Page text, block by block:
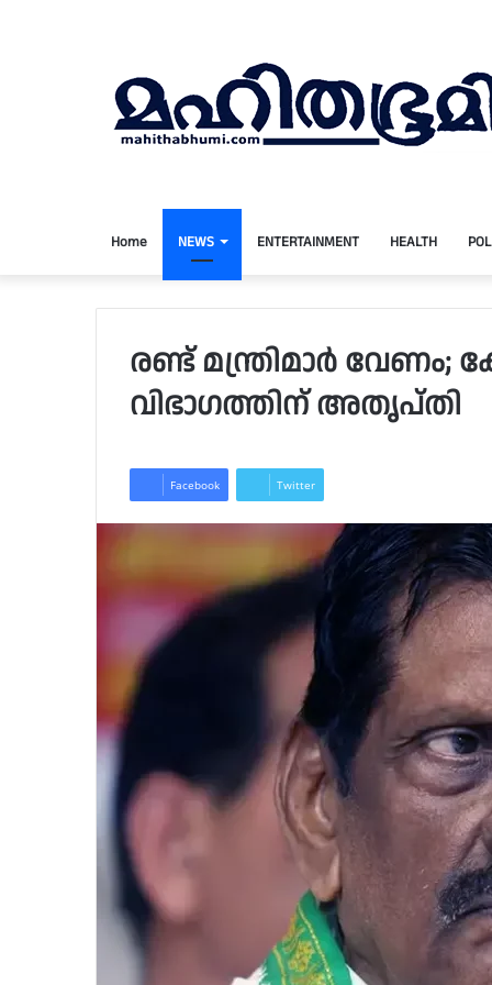
Home NEWS ENTERTAINMENT HEALTH
രണ്ട് മന്ത്രിമാർ
വിഭാഗത്തിന് അതൃപ്തി
Facebook Twitter